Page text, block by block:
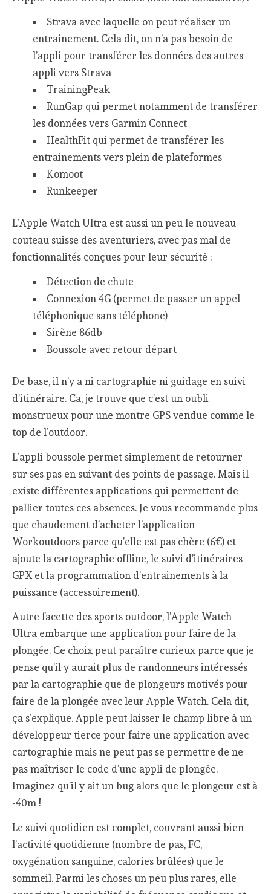
Strava avec laquelle on peut réaliser un
entrainement. Cela dit, on n’a pas besoin de
l’appli pour transférer les données des autres
appli vers Strava
TrainingPeak
RunGap qui permet notamment de transférer
les données vers Garmin Connect
HealthFit qui permet de transférer les
entrainements vers plein de plateformes
Komoot
Runkeeper
L’Apple Watch Ultra est aussi un peu le nouveau
couteau suisse des aventuriers, avec pas mal de
fonctionnalités conçues pour leur sécurité :
Détection de chute
Connexion 4G (permet de passer un appel
téléphonique sans téléphone)
Sirène 86db
Boussole avec retour départ
De base, il n’y a ni cartographie ni guidage en suivi
d’itinéraire. Ca, je trouve que c’est un oubli
monstrueux pour une montre GPS vendue comme le
top de l’outdoor.
L’appli boussole permet simplement de retourner
sur ses pas en suivant des points de passage. Mais il
existe différentes applications qui permettent de
pallier toutes ces absences. Je vous recommande plus
que chaudement d’acheter l’application
Workoutdoors parce qu’elle est pas chère (6€) et
ajoute la cartographie offline, le suivi d’itinéraires
GPX et la programmation d’entrainements à la
puissance (accessoirement).
Autre facette des sports outdoor, l’Apple Watch
Ultra embarque une application pour faire de la
plongée. Ce choix peut paraître curieux parce que je
pense qu’il y aurait plus de randonneurs intéressés
par la cartographie que de plongeurs motivés pour
faire de la plongée avec leur Apple Watch. Cela dit,
ça s’explique. Apple peut laisser le champ libre à un
développeur tierce pour faire une application avec
cartographie mais ne peut pas se permettre de ne
pas maîtriser le code d’une appli de plongée.
Imaginez qu’il y ait un bug alors que le plongeur est à
-40m !
Le suivi quotidien est complet, couvrant aussi bien
l’activité quotidienne (nombre de pas, FC,
oxygénation sanguine, calories brûlées) que le
sommeil. Parmi les choses un peu plus rares, elle